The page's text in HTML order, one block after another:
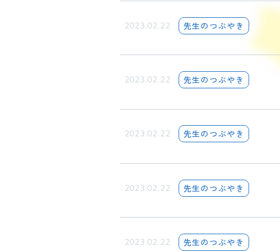
2023.02.22 先生のつぶやき
2023.02.22 先生のつぶやき
2023.02.22 先生のつぶやき
2023.02.22 先生のつぶやき
2023.02.22 先生のつぶやき